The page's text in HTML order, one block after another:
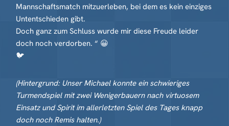
Mannschaftsmatch mitzuerleben, bei dem es kein einziges
Untentschieden gibt.
Doch ganz zum Schluss wurde mir diese Freude leider
doch noch verdorben. “ 😀
🐦
(Hintergrund: Unser Michael konnte ein schwieriges
Turmendspiel mit zwei Wenigerbauern nach virtuosem
Einsatz und Spirit im allerletzten Spiel des Tages knapp
doch noch Remis halten.)